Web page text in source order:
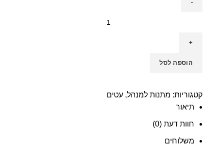
הוספה לסל
קטגוריות: מתנות למנהל, עטים
תיאור
חוות דעת (0)
משלוחים